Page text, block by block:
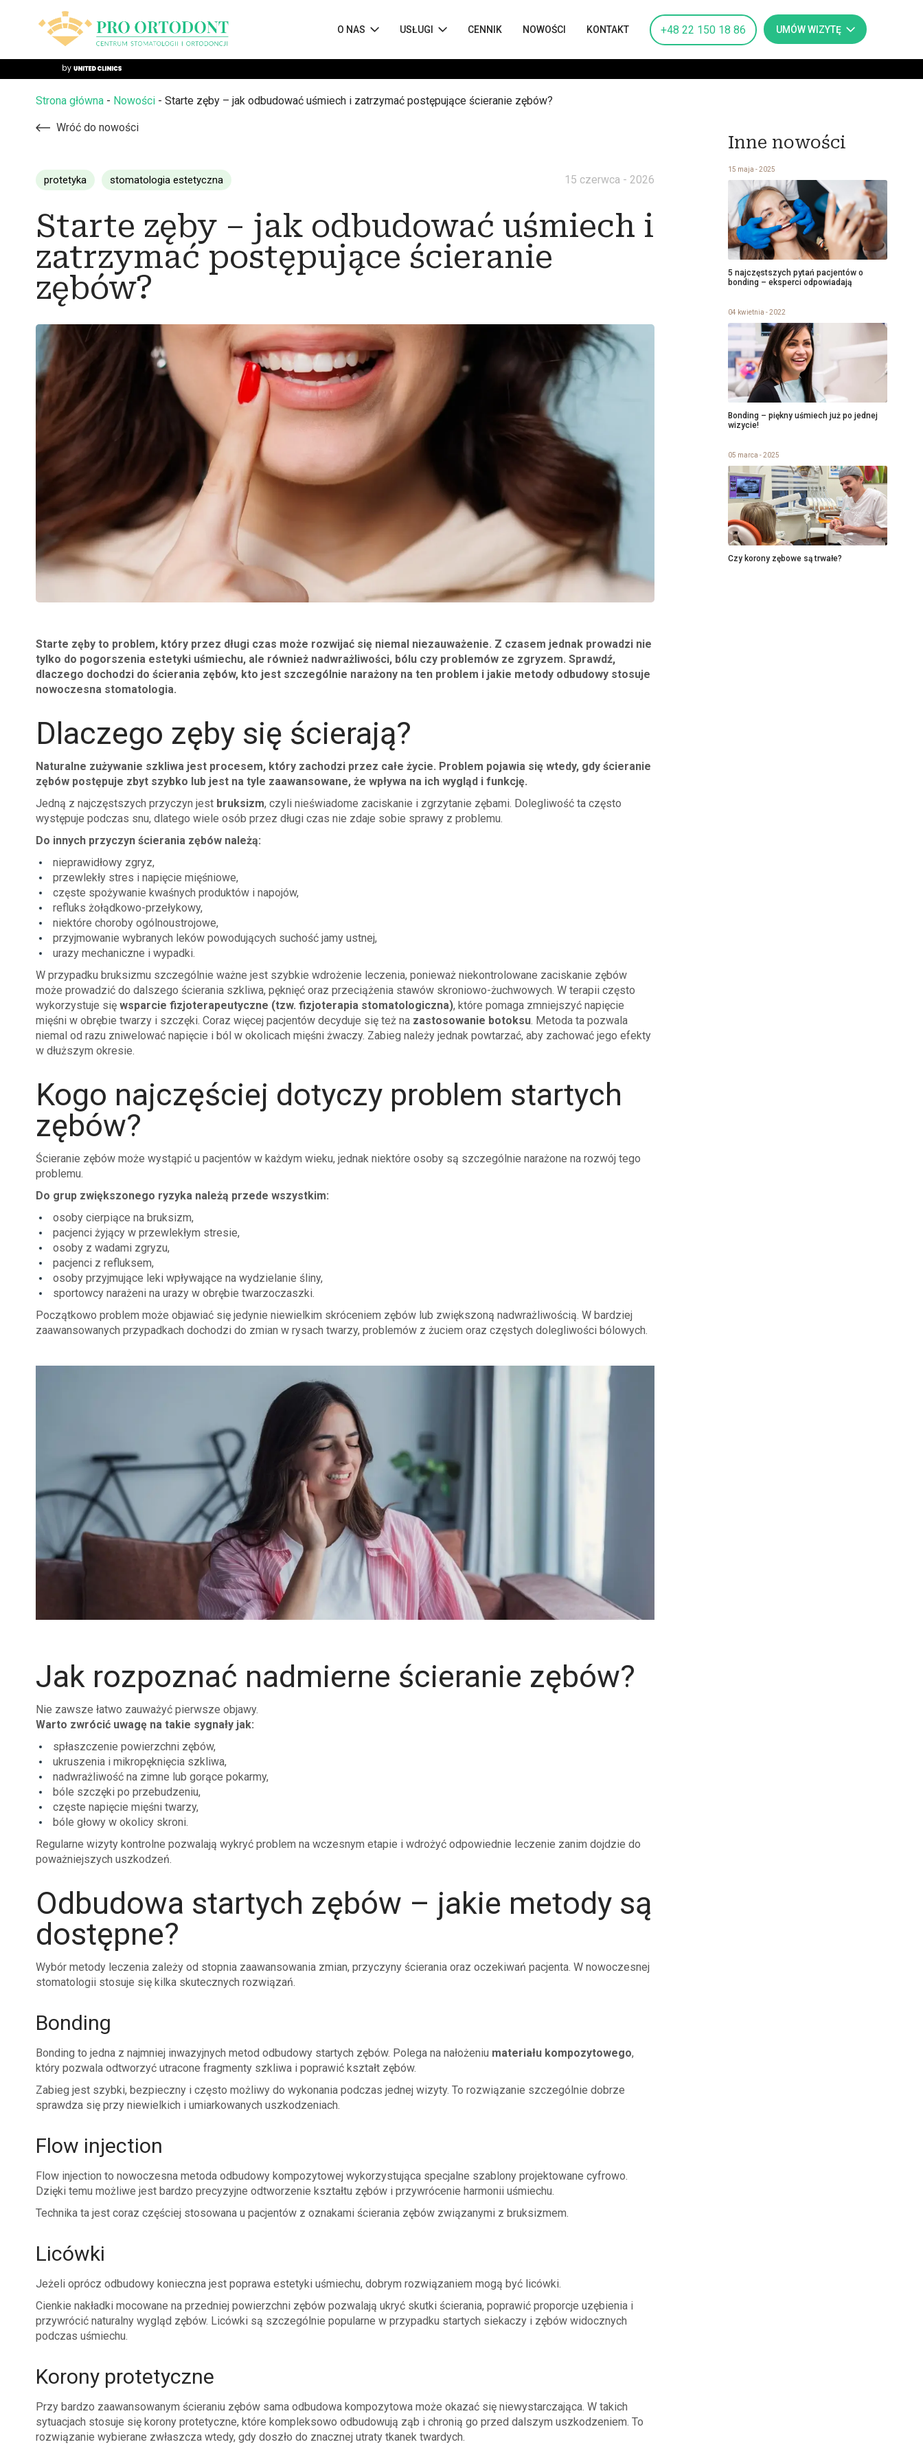
O NAS USŁUGI CENNIK NOWOŚCI KONTAKT +48 22 150 18 86 UMÓW WIZYTĘ
Strona główna - Nowości - Starte zęby – jak odbudować uśmiech i zatrzymać postępujące ścieranie zębów?
Wróć do nowości
protetyka stomatologia estetyczna 15 czerwca - 2026
Starte zęby – jak odbudować uśmiech i
zatrzymać postępujące ścieranie
zębów?
Starte zęby to problem, który przez długi czas może rozwijać się niemal niezauważenie. Z czasem jednak prowadzi nie
tylko do pogorszenia estetyki uśmiechu, ale również nadwrażliwości, bólu czy problemów ze zgryzem. Sprawdź,
dlaczego dochodzi do ścierania zębów, kto jest szczególnie narażony na ten problem i jakie metody odbudowy stosuje
nowoczesna stomatologia.
Dlaczego zęby się ścierają?
Naturalne zużywanie szkliwa jest procesem, który zachodzi przez całe życie. Problem pojawia się wtedy, gdy ścieranie
zębów postępuje zbyt szybko lub jest na tyle zaawansowane, że wpływa na ich wygląd i funkcję.
Jedną z najczęstszych przyczyn jest bruksizm, czyli nieświadome zaciskanie i zgrzytanie zębami. Dolegliwość ta często
występuje podczas snu, dlatego wiele osób przez długi czas nie zdaje sobie sprawy z problemu.
Do innych przyczyn ścierania zębów należą:
nieprawidłowy zgryz,
przewlekły stres i napięcie mięśniowe,
częste spożywanie kwaśnych produktów i napojów,
refluks żołądkowo-przełykowy,
niektóre choroby ogólnoustrojowe,
przyjmowanie wybranych leków powodujących suchość jamy ustnej,
urazy mechaniczne i wypadki.
W przypadku bruksizmu szczególnie ważne jest szybkie wdrożenie leczenia, ponieważ niekontrolowane zaciskanie zębów
może prowadzić do dalszego ścierania szkliwa, pęknięć oraz przeciążenia stawów skroniowo-żuchwowych. W terapii często
wykorzystuje się wsparcie fizjoterapeutyczne (tzw. fizjoterapia stomatologiczna), które pomaga zmniejszyć napięcie
mięśni w obrębie twarzy i szczęki. Coraz więcej pacjentów decyduje się też na zastosowanie botoksu. Metoda ta pozwala
niemal od razu zniwelować napięcie i ból w okolicach mięśni żwaczy. Zabieg należy jednak powtarzać, aby zachować jego efekty
w dłuższym okresie.
Kogo najczęściej dotyczy problem startych
zębów?
Ścieranie zębów może wystąpić u pacjentów w każdym wieku, jednak niektóre osoby są szczególnie narażone na rozwój tego
problemu.
Do grup zwiększonego ryzyka należą przede wszystkim:
osoby cierpiące na bruksizm,
pacjenci żyjący w przewlekłym stresie,
osoby z wadami zgryzu,
pacjenci z refluksem,
osoby przyjmujące leki wpływające na wydzielanie śliny,
sportowcy narażeni na urazy w obrębie twarzoczaszki.
Początkowo problem może objawiać się jedynie niewielkim skróceniem zębów lub zwiększoną nadwrażliwością. W bardziej
zaawansowanych przypadkach dochodzi do zmian w rysach twarzy, problemów z żuciem oraz częstych dolegliwości bólowych.
Jak rozpoznać nadmierne ścieranie zębów?
Nie zawsze łatwo zauważyć pierwsze objawy.
Warto zwrócić uwagę na takie sygnały jak:
spłaszczenie powierzchni zębów,
ukruszenia i mikropęknięcia szkliwa,
nadwrażliwość na zimne lub gorące pokarmy,
bóle szczęki po przebudzeniu,
częste napięcie mięśni twarzy,
bóle głowy w okolicy skroni.
Regularne wizyty kontrolne pozwalają wykryć problem na wczesnym etapie i wdrożyć odpowiednie leczenie zanim dojdzie do
poważniejszych uszkodzeń.
Odbudowa startych zębów – jakie metody są
dostępne?
Wybór metody leczenia zależy od stopnia zaawansowania zmian, przyczyny ścierania oraz oczekiwań pacjenta. W nowoczesnej
stomatologii stosuje się kilka skutecznych rozwiązań.
Bonding
Bonding to jedna z najmniej inwazyjnych metod odbudowy startych zębów. Polega na nałożeniu materiału kompozytowego,
który pozwala odtworzyć utracone fragmenty szkliwa i poprawić kształt zębów.
Zabieg jest szybki, bezpieczny i często możliwy do wykonania podczas jednej wizyty. To rozwiązanie szczególnie dobrze
sprawdza się przy niewielkich i umiarkowanych uszkodzeniach.
Flow injection
Flow injection to nowoczesna metoda odbudowy kompozytowej wykorzystująca specjalne szablony projektowane cyfrowo.
Dzięki temu możliwe jest bardzo precyzyjne odtworzenie kształtu zębów i przywrócenie harmonii uśmiechu.
Technika ta jest coraz częściej stosowana u pacjentów z oznakami ścierania zębów związanymi z bruksizmem.
Licówki
Jeżeli oprócz odbudowy konieczna jest poprawa estetyki uśmiechu, dobrym rozwiązaniem mogą być licówki.
Cienkie nakładki mocowane na przedniej powierzchni zębów pozwalają ukryć skutki ścierania, poprawić proporcje uzębienia i
przywrócić naturalny wygląd zębów. Licówki są szczególnie popularne w przypadku startych siekaczy i zębów widocznych
podczas uśmiechu.
Korony protetyczne
Przy bardzo zaawansowanym ścieraniu zębów sama odbudowa kompozytowa może okazać się niewystarczająca. W takich
sytuacjach stosuje się korony protetyczne, które kompleksowo odbudowują ząb i chronią go przed dalszym uszkodzeniem. To
rozwiązanie wybierane zwłaszcza wtedy, gdy doszło do znacznej utraty tkanek twardych.
Inne nowości
15 maja - 2025
5 najczęstszych pytań pacjentów o
bonding – eksperci odpowiadają
04 kwietnia - 2022
Bonding – piękny uśmiech już po jednej
wizycie!
05 marca - 2025
Czy korony zębowe są trwałe?